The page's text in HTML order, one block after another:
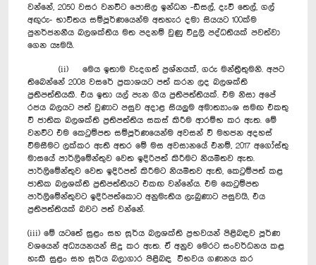
වන්නේ, 2050 වසර වනවිට පොසිල ඉන්ධන -ඩීසල්, දැවි තෙල්, ගල්
අඟුරු- භාවිතය සම්පූර්ණයෙන්ම අතහැර දමා සියයට 100ක්ම
පුනර්ජනනීය බලශක්තිය මත පදනම් වුණු විදුලි පද්ධතියක් පවත්වා
ගෙන යෑමයි.
(ii) මෙය ඉතාම වැදගත් ප්‍රශ්නයක්, ගරු මන්ත්‍රීතුමනි. අපට
තිබෙන්නේ 2008 වසරේ ප්‍රකාශයට පත් කරන ලද බලශක්ති
ප්‍රතිපත්තියකි. එය ඉතා යල් පැන ගිය ප්‍රතිපත්තියක්. එම නිසා අපේ
රජය බලයට පත් වුණාට පසුව අදාළ සියලුම අමාත්‍යාංශ සමඟ එකතු
වී ජාතික බලශක්ති ප්‍රතිපත්තිය සකස් කිරීම ආරම්භ කර ඇත. මේ
වනවිට එම කෙටුම්පත සම්පූර්ණයෙන්ම අවසන් වී මහජන අදහස්
විමසීමට ලක්කර ඇති අතර මේ මස අවසානයේ එනම්, 2017 අගෝස්තු
මාසයේ පාර්ලිමේන්තුව වෙත ඉදිරිපත් කිරීමට නියමිතව ඇත.
පාර්ලිමේන්තුව වෙත ඉදිරිපත් කිරීමට නියමිතව ඇති, කෙටුම්පත් කළ
ජාතික බලශක්ති ප්‍රතිපත්තියට එකඟ වන්නේය. එම කෙටුම්පත
පාර්ලිමේන්තුවට ඉදිරිපත්කොට අනුමැතිය ලැබුණාට පසුවයි, එය
ප්‍රතිපත්තියක් බවට පත් වන්නේ.
(iii) මේ යටතේ සුළං සහ සූර්ය බලශක්ති ප්‍රභවයන් පිළිබඳව පූර්ණ
වශයෙන් අධ්‍යයනයන් සිදු කර ඇත. ඒ අනුව මෙරට සංවර්ධනය කළ
හැකි සුළං සහ සූර්ය බලාගාර පිළිබඳ විභවය ගණනය කර